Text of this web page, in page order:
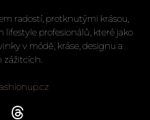
radostí, protknutými krásou,
lifestyle profesionálů, které jako
v módě, kráse, designu a
zážitcích.